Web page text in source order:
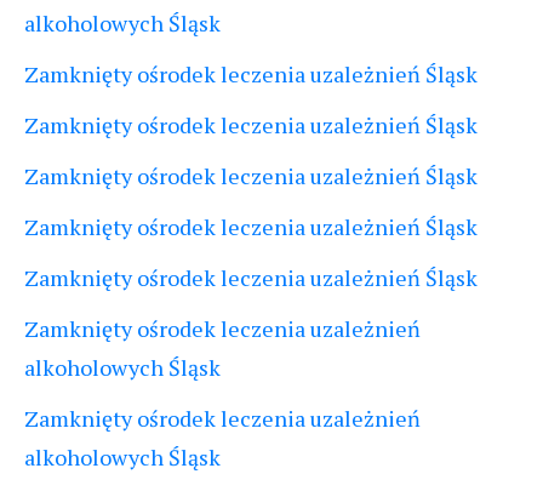
alkoholowych Śląsk
Zamknięty ośrodek leczenia uzależnień Śląsk
Zamknięty ośrodek leczenia uzależnień Śląsk
Zamknięty ośrodek leczenia uzależnień Śląsk
Zamknięty ośrodek leczenia uzależnień Śląsk
Zamknięty ośrodek leczenia uzależnień Śląsk
Zamknięty ośrodek leczenia uzależnień
alkoholowych Śląsk
Zamknięty ośrodek leczenia uzależnień
alkoholowych Śląsk